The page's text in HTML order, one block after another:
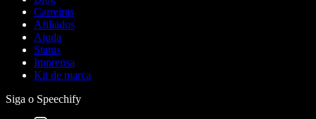
Carreiras
Afiliados
Ajuda
Status
Imprensa
Kit de marca
Siga o Speechify